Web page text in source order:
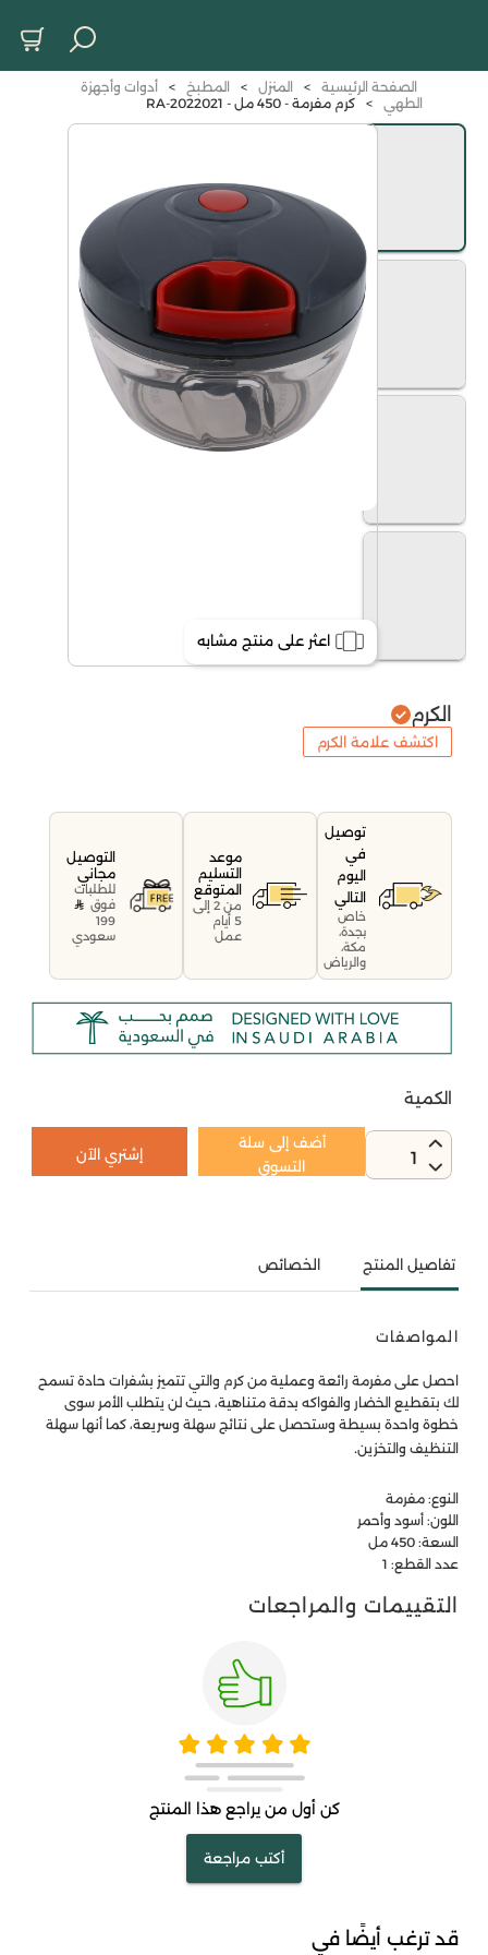
الصفحة الرئيسية > المنزل > المطبخ >
أدوات وأجهزة
الطهي
> كرم مفرمة - 450 مل - RA-2022021
اعثر على منتج مشابه
الكرم
اكتشف علامة الكرم
توصيل
في
اليوم
التالي
خاص
بجدة،
مكة،
والرياض
موعد
التسليم
المتوقع
من 2 إلى
5 أيام
عمل
التوصيل
مجاني
للطلبات
فوق
199
سعودي
الكمية
1
أضف إلى سلة
التسوق
إشتري الآن
تفاصيل المنتج الخصائص
المواصفات
احصل على مفرمة رائعة وعملية من كرم والتي تتميز بشفرات حادة تسمح
لك بتقطيع الخضار والفواكه بدقة متناهية، حيث لن يتطلب الأمر سوى
خطوة واحدة بسيطة وستحصل على نتائج سهلة وسريعة، كما أنها سهلة
التنظيف والتخزين.
النوع: مفرمة
اللون: أسود وأحمر
السعة: 450 مل
عدد القطع: 1
التقييمات والمراجعات
كن أول من يراجع هذا المنتج
أكتب مراجعة
قد ترغب أيضًا في